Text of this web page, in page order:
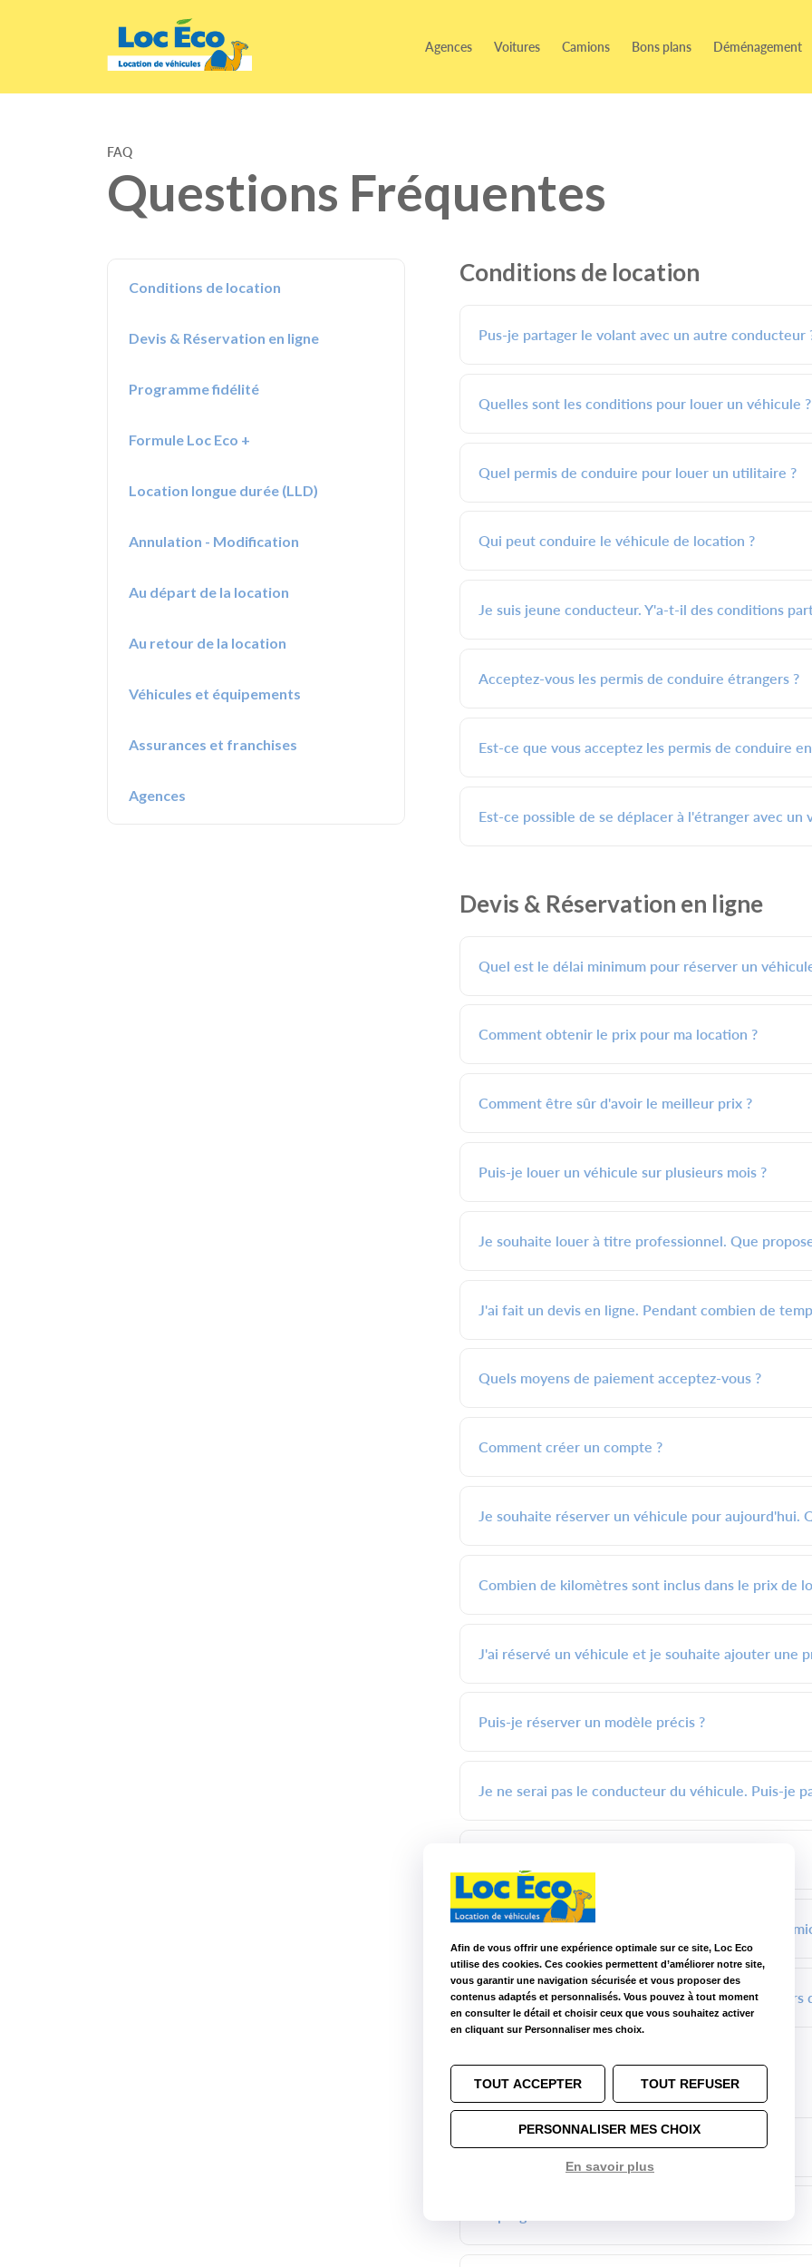
Agences Voitures Camions Bons plans Déménagement
FAQ
Questions Fréquentes
Conditions de location
Devis & Réservation en ligne
Programme fidélité
Formule Loc Eco +
Location longue durée (LLD)
Annulation - Modification
Au départ de la location
Au retour de la location
Véhicules et équipements
Assurances et franchises
Agences
Conditions de location
Pus-je partager le volant avec un autre conducteur
Quelles sont les conditions pour louer un véhicule ?
Quel permis de conduire pour louer un utilitaire ?
Qui peut conduire le véhicule de location ?
Je suis jeune conducteur. Y'a-t-il des conditions
Acceptez-vous les permis de conduire étrangers ?
Est-ce que vous acceptez les permis de conduire
Est-ce possible de se déplacer à l'étranger avec un
Devis & Réservation en ligne
Quel est le délai minimum pour réserver un
Comment obtenir le prix pour ma location ?
Comment être sûr d'avoir le meilleur prix ?
Puis-je louer un véhicule sur plusieurs mois ?
Je souhaite louer à titre professionnel. Que
J'ai fait un devis en ligne. Pendant combien de
Quels moyens de paiement acceptez-vous ?
Comment créer un compte ?
Je souhaite réserver un véhicule pour aujourd'hui.
Combien de kilomètres sont inclus dans le prix de
J'ai réservé un véhicule et je souhaite ajouter une
Puis-je réserver un modèle précis ?
Je ne serai pas le conducteur du véhicule. Puis-je
Proposez-vous la livraison du véhicule à notre
Puis-je prendre ou restituer un véhicule en dehors
Programme fidélité
Comment m'inscrire au programme ?
Afin de vous offrir une expérience optimale sur ce site, Loc Eco
utilise des cookies. Ces cookies permettent d’améliorer notre site,
vous garantir une navigation sécurisée et vous proposer des
contenus adaptés et personnalisés. Vous pouvez à tout moment
en consulter le détail et choisir ceux que vous souhaitez activer
en cliquant sur Personnaliser mes choix.
TOUT ACCEPTER TOUT REFUSER
PERSONNALISER MES CHOIX
En savoir plus